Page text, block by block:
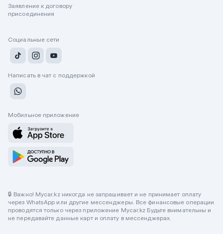
Заявление к договору
присоединения
Социальные сети
Написать в чат с поддержкой
Мобильное приложение
🔒 Важно! Mycar.kz никогда не запрашивает и не принимает оплату
через WhatsApp или другие мессенджеры. Все финансовые операции
проводятся только через приложение Mycar.kz Будьте внимательны и
не передавайте данные карт и оплату в мессенджерах.